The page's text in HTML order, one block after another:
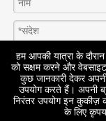
हम आपकी यात्रा के दौरान
को सक्षम करने और
कुछ जानकारी देकर
उपयोग करते हैं। अपनी
निरंतर उपयोग इन कुकीज़
के लिए